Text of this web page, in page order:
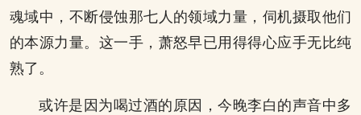
魂域中，不断侵蚀那七人的领域力量，伺机摄取他们
的本源力量。这一手，萧怒早已用得得心应手无比纯
熟了。
或许是因为喝过酒的原因，今晚李白的声音中多